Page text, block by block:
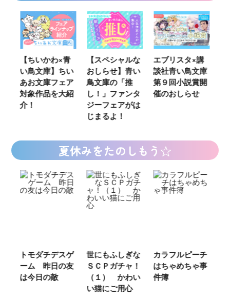
【ちいかわ×青
い鳥文庫】ちい
あお文庫フェア
対象作品を大紹
介！
【スペシャルな
おしらせ】青い
鳥文庫の「推
し！」ファンタ
ジーフェアがは
じまるよ！
エブリスタ×講
談社青い鳥文庫
第９回小説賞開
催のおしらせ
夏休みをたのしもう☆
トモダチデスゲ
ーム 昨日の友
は今日の敵
世にもふしぎな
ＳＣＰガチャ！
（１） かわい
い猫にご用心
カラフルピーチ
はちゃめちゃ事
件簿